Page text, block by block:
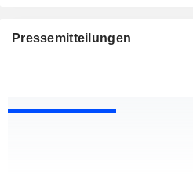
Pressemitteilungen